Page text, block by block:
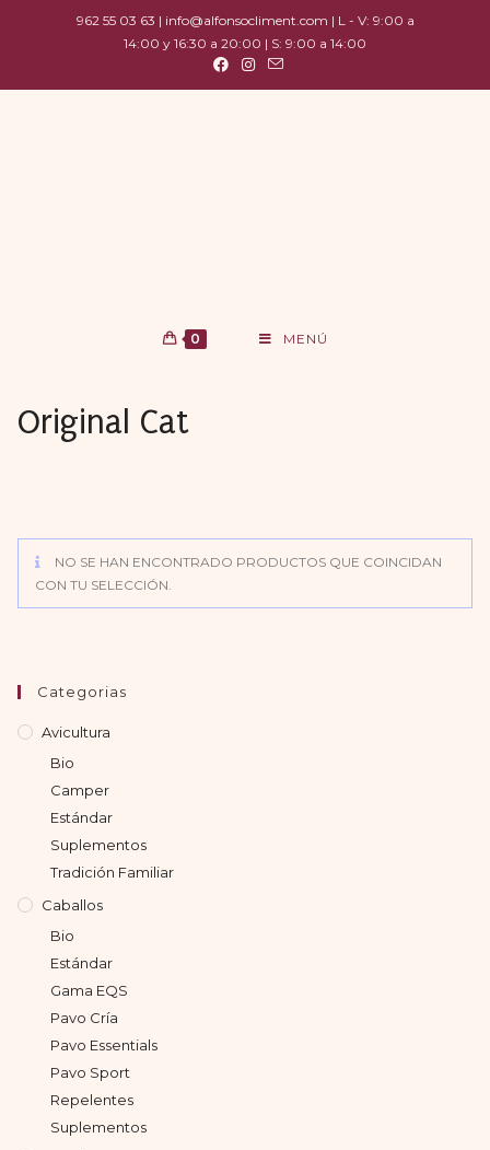
962 55 03 63 | info@alfonsocliment.com | L - V: 9:00 a
14:00 y 16:30 a 20:00 | S: 9:00 a 14:00
0 MENÚ
Original Cat
NO SE HAN ENCONTRADO PRODUCTOS QUE COINCIDAN
CON TU SELECCIÓN.
Categorias
Avicultura
Bio
Camper
Estándar
Suplementos
Tradición Familiar
Caballos
Bio
Estándar
Gama EQS
Pavo Cría
Pavo Essentials
Pavo Sport
Repelentes
Suplementos